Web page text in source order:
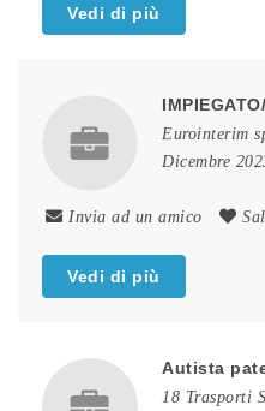
Vedi di più
Eurointerim
Dicembre
Invia ad un amico
Vedi di più
Autista
18 Trasporti